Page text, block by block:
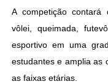
A competição contará
vôlei, queimada,
esportivo em uma
estudantes e amplia as
as faixas etárias.